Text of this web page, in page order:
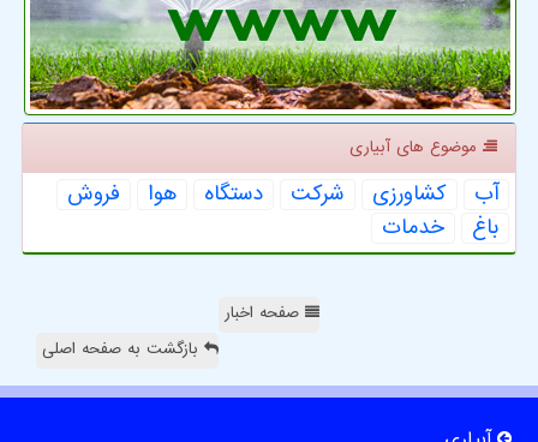
موضوع های آبیاری
آب كشاورزی شركت دستگاه هوا
فروش
باغ
خدمات
صفحه اخبار
بازگشت به صفحه اصلی